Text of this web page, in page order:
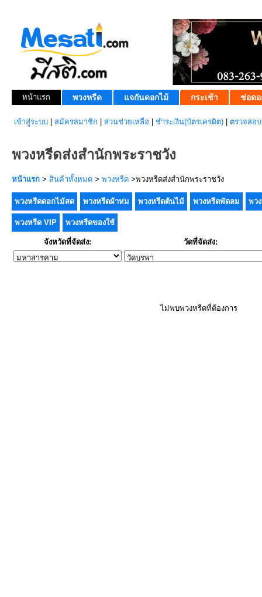
หน้าแรก พวงหรีด แจกันดอกไม้ กระเช้า ช่อดอ
เข้าสู่ระบบ สมัครสมาชิก ส่วนช่วยเหลือ ชำระเงิน(บัตรเครดิต) ตรวจสอ
พวงหรีดส่งสำนักพระราชวัง
หน้าแรก > สินค้าทั้งหมด > พวงหรีด >พวงหรีดส่งสำนักพระราชวัง
พวงหรีดดอกไม้สด พวงหรีดผ้าห่ม พวงหรีดต้นไม้ พวงหรีดพัดลม พว
พวงหรีด VIP พวงหรีดของใช้
จังหวัดที่จัดส่ง: วัดที่จัดส่ง:
ไม่พบพวงหรีดที่ต้องการ